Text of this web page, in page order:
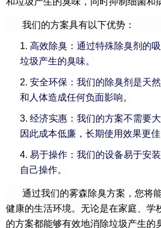
我们的方案具有以下优势：
1. 高效除臭：通过特殊除臭剂的
垃圾产生的臭味。
2. 安全环保：我们的除臭剂是天
和人体造成任何负面影响。
3. 经济实惠：我们的方案不需要
因此成本低廉，长期使用效果更佳
4. 易于操作：我们的设备易于安
自己操作。
通过我们的雾森除臭方案，您将
健康的生活环境。无论是在家庭、学
的方案都能够有效地消除垃圾产生的